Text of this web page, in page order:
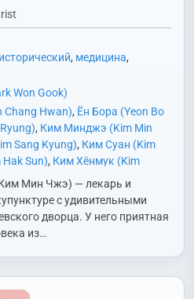
исторический, медицина,
Won Gook)
Chang Hwan), Ён Бора (Yeon Bo
, Ким Минджэ (Kim Min
Sang Kyung), Ким Суан (Kim
Sun), Ким Хёнмук (Kim
Hyang Gi) ,
О Гёнджу (Oh Kyung Joo)
Чон Гукхян (Jeon Guk
Ju)
Мин Чжэ) — лекарь и
с удивительными
дворца. У него приятная
из…